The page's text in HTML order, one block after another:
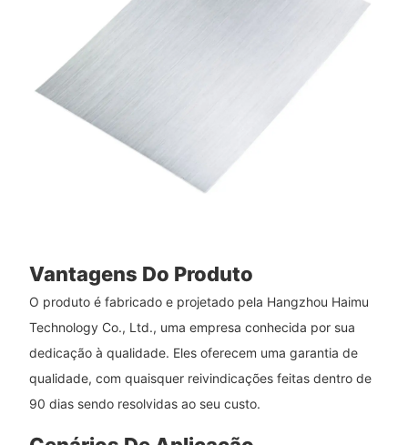
Vantagens Do Produto
O produto é fabricado e projetado pela Hangzhou Haimu
Technology Co., Ltd., uma empresa conhecida por sua
dedicação à qualidade. Eles oferecem uma garantia de
qualidade, com quaisquer reivindicações feitas dentro de
90 dias sendo resolvidas ao seu custo.